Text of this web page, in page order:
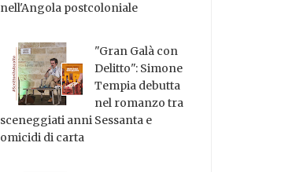
nell'Angola postcoloniale
"Gran Galà con
Delitto": Simone
Tempia debutta
nel romanzo tra
sceneggiati anni Sessanta e
omicidi di carta